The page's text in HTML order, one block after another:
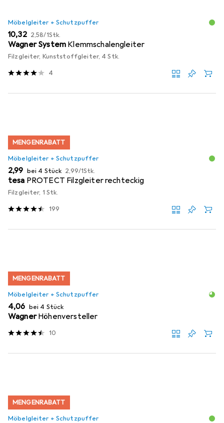
Möbelgleiter + Schutzpuffer
EUR
10,32 EUR
2,58/1Stk.
Wagner System Klemmschalengleiter
Filzgleiter, Kunststoffgleiter, 4 Stk.
4
MENGENRABATT
Möbelgleiter + Schutzpuffer
EUR
2,99 bei 4 Stück EUR
2,99/1Stk.
tesa PROTECT Filzgleiter rechteckig
Filzgleiter, 1 Stk.
199
MENGENRABATT
Möbelgleiter + Schutzpuffer
EUR
4,06 bei 4 Stück
Wagner Höhenversteller
10
MENGENRABATT
Möbelgleiter + Schutzpuffer